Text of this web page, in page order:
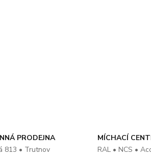
PRODEJNA
813 • Trutnov
MÍCHACÍ
RAL • NCS •